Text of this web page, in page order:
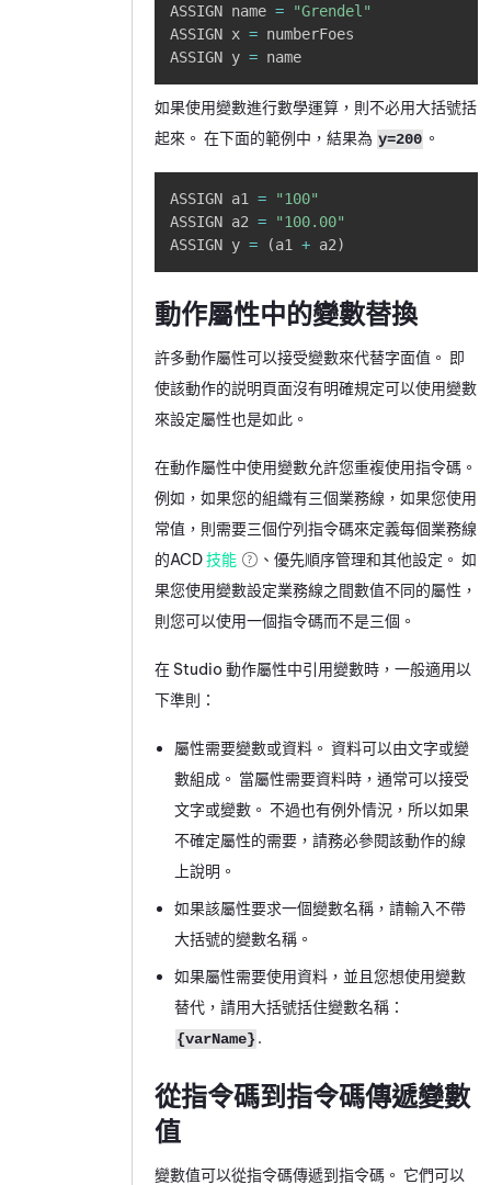
ASSIGN name =
"Grendel"
ASSIGN x = numberFoes
ASSIGN y = name
如果使用變數進行數學運算，則不必用大括號括
起來。 在下面的範例中，結果為 y=200 。
ASSIGN a1 =
"100"
ASSIGN a2 =
"100.00"
ASSIGN y = (a1 + a2)
動作屬性中的變數替換
許多動作屬性可以接受變數來代替字面值。 即
使該動作的説明頁面沒有明確規定可以使用變數
來設定屬性也是如此。
在動作屬性中使用變數允許您重複使用指令碼。
例如，如果您的組織有三個業務線，如果您使用
常值，則需要三個佇列指令碼來定義每個業務線
的ACD技能
、優先順序管理和其他設定。 如
果您使用變數設定業務線之間數值不同的屬性，
則您可以使用一個指令碼而不是三個。
在 Studio 動作屬性中引用變數時，一般適用以
下準則：
屬性需要變數或資料。 資料可以由文字或變
數組成。 當屬性需要資料時，通常可以接受
文字或變數。 不過也有例外情況，所以如果
不確定屬性的需要，請務必參閱該動作的線
上說明。
如果該屬性要求一個變數名稱，請輸入不帶
大括號的變數名稱。
如果屬性需要使用資料，並且您想使用變數
替代，請用大括號括住變數名稱：
{varName} .
從指令碼到指令碼傳遞變數
值
變數值可以從指令碼傳遞到指令碼。 它們可以